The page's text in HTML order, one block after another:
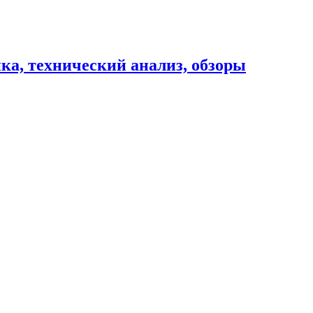
технический анализ, обзоры